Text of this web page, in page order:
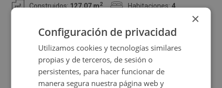
ofrece la zona. La zona cuenta con excelentes
servicios, incluyendo tiendas, restaurantes y colegios. La
venta de este inmueble está destinada a profesionales e
inversores. El precio del inmueble es orientativo y ha
sido fijado en atención a que el inmueble se adquiera por
el comprador en estado de ocupado por lo que la
Construidos:127,07 m2 Habitaciones:4
Baños: 2 Trastero: Sí
Certificado energético
×
Configuración de privacidad
Utilizamos cookies y tecnologías similares
propias y de terceros, de sesión o
persistentes, para hacer funcionar de
manera segura nuestra página web y